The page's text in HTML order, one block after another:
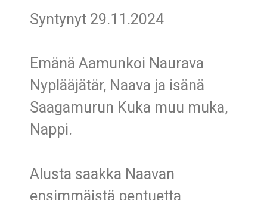
Syntynyt 29.11.2024
Emänä Aamunkoi Naurava
Nyplääjätär, Naava ja isänä
Saagamurun Kuka muu muka,
Nappi.
Alusta saakka Naavan
ensimmäistä pentuetta